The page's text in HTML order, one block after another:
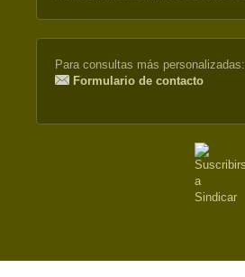
Para consultas más personalizadas:
Formulario de contacto